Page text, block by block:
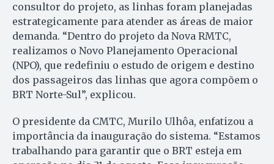
consultor do projeto, as linhas foram planejadas
estrategicamente para atender as áreas de maior
demanda. “Dentro do projeto da Nova RMTC,
realizamos o Novo Planejamento Operacional
(NPO), que redefiniu o estudo de origem e destino
dos passageiros das linhas que agora compõem o
BRT Norte-Sul”, explicou.
O presidente da CMTC, Murilo Ulhôa, enfatizou a
importância da inauguração do sistema. “Estamos
trabalhando para garantir que o BRT esteja em